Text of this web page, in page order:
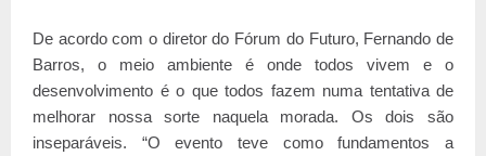
De acordo com o diretor do Fórum do Futuro, Fernando de
Barros, o meio ambiente é onde todos vivem e o
desenvolvimento é o que todos fazem numa tentativa de
melhorar nossa sorte naquela morada. Os dois são
inseparáveis. “O evento teve como fundamentos a